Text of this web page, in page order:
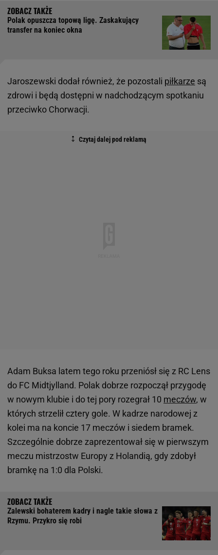
Polak opuszcza topową ligę. Zaskakujący
transfer na koniec okna
Jaroszewski dodał również, że pozostali piłkarze są
zdrowi i będą dostępni w nadchodzącym spotkaniu
przeciwko Chorwacji.
Adam Buksa latem tego roku przeniósł się z RC Lens
do FC Midtjylland. Polak dobrze rozpoczął przygodę
w nowym klubie i do tej pory rozegrał 10 meczów, w
których strzelił cztery gole. W kadrze narodowej z
kolei ma na koncie 17 meczów i siedem bramek.
Szczególnie dobrze zaprezentował się w pierwszym
meczu mistrzostw Europy z Holandią, gdy zdobył
bramkę na 1:0 dla Polski.
Zalewski bohaterem kadry i nagle takie słowa z
Rzymu. Przykro się robi